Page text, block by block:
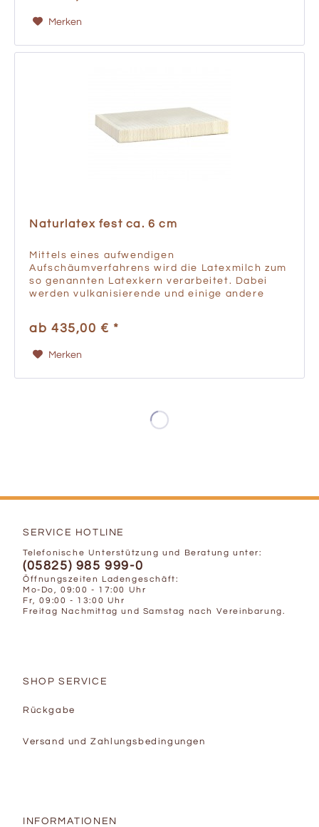
Merken
Naturlatex fest ca. 6 cm
Mittels eines aufwendigen
Aufschäumverfahrens wird die Latexmilch zum
so genannten Latexkern verarbeitet. Dabei
werden vulkanisierende und einige andere
ab 435,00 € *
Merken
SERVICE HOTLINE
Telefonische Unterstützung und Beratung unter:
(05825) 985 999-0
Öffnungszeiten Ladengeschäft:
Mo-Do, 09:00 - 17:00 Uhr
Fr, 09:00 - 13:00 Uhr
Freitag Nachmittag und Samstag nach Vereinbarung.
SHOP SERVICE
Rückgabe
Versand und Zahlungsbedingungen
INFORMATIONEN